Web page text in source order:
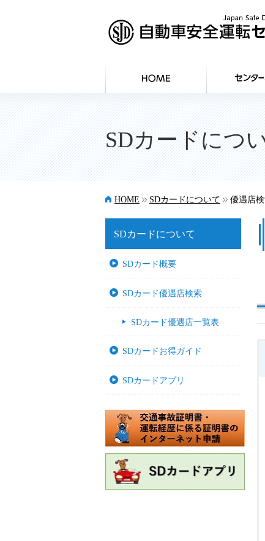
SDカードにつ
HOME >> SDカードについて >> 優遇店
SDカードについて
SDカード概要
SDカード優遇店検索
SDカード優遇店一覧表
SDカードお得ガイド
SDカードアプリ